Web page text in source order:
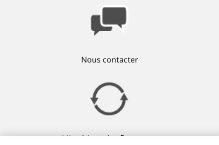
Nous contacter
Mise à jour des firmwares